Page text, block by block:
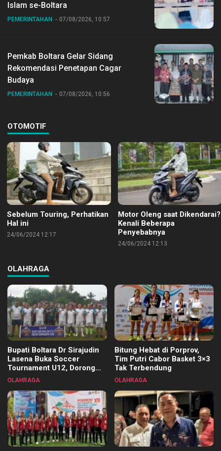
Islam se-Boltara
PEMERINTAHAN 07/08/2026, 10:57
Pemkab Boltara Gelar Sidang
Rekomendasi Penetapan Cagar
Budaya
PEMERINTAHAN 07/08/2026, 10:56
OTOMOTIF
Sebelum Touring, Perhatikan
Hal ini
24/06/2024 12:17
Motor Oleng saat Dikendarai?
Kenali Beberapa
Penyebabnya
24/06/2024 12:13
OLAHRAGA
Bupati Boltara Dr Sirajudin
Lasena Buka Soccer
Tournament U12, Dorong
Pembinaan Merata di Setiap
OLAHRAGA
Bitung Hebat di Porprov,
Tim Putri Cabor Basket 3×3
Tak Terbendung
OLAHRAGA